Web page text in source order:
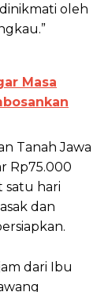
oleh
Masa
Tanah Jawa
Rp75.000
satu hari
dan
dari Ibu